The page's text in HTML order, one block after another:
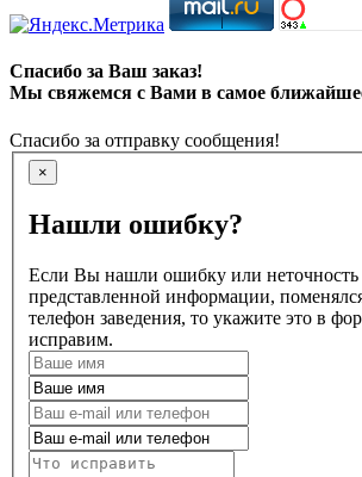
Спасибо за Ваш заказ!
Мы свяжемся с Вами в самое
Спасибо за отправку сообщения!
×
Нашли ошибку?
Если Вы нашли ошибку или неточность
представленной информации,
телефон заведения, то укажите это в
исправим.